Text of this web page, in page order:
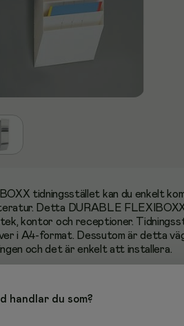
tidningsstället kan du enkelt
Detta DURABLE
kontor och receptioner.
i A4-format. Dessutom är detta
och det är enkelt att installera.
bibliotek, kontor och receptioner
handlar du som?